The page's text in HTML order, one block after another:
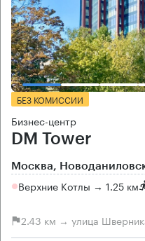
БЕЗ КОМИССИИ
Бизнес-центр
DM Tower
Москва,
Верхние Котлы → 1.25 км
2.43 км → улица